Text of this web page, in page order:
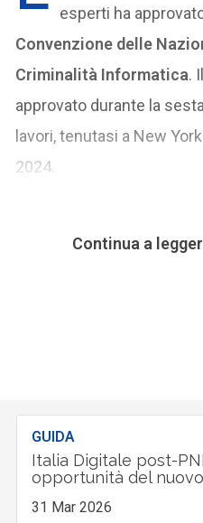
esperti ha
Convenzione delle
Criminalità Informatica.
approvato durante la
lavori, tenutasi a New
2024.
Continua a
GUIDA
Italia Digitale post-
opportunità del
31 Mar 2026